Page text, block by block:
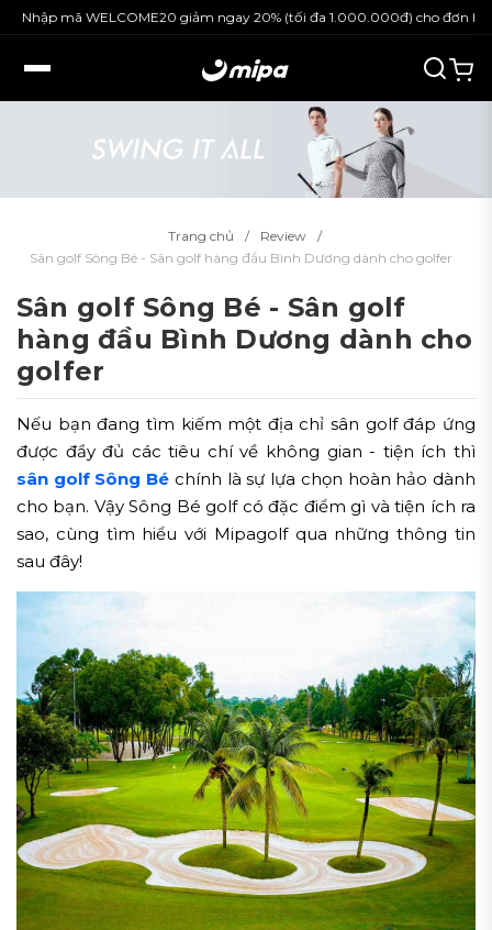
mã WELCOME20 giảm ngay 20% (tối đa 1.000.000đ) cho đơn hàng
Trang chủ
Review
Sân golf Sông Bé - Sân golf hàng đầu Bình Dương dành cho golfer
Sân golf Sông Bé - Sân golf
hàng đầu Bình Dương dành cho
golfer
Nếu bạn đang tìm kiếm một địa chỉ sân golf đáp ứng
được đầy đủ các tiêu chí về không gian - tiện ích thì
sân golf Sông Bé chính là sự lựa chọn hoàn hảo dành
cho bạn. Vậy Sông Bé golf có đặc điểm gì và tiện ích ra
sao, cùng tìm hiểu với Mipagolf qua những thông tin
sau đây!